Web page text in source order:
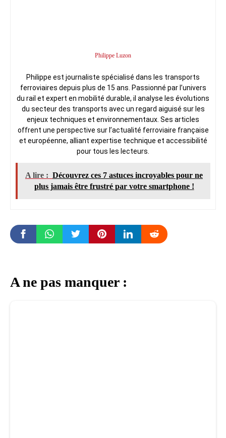
Philippe Luzon
Philippe est journaliste spécialisé dans les transports
ferroviaires depuis plus de 15 ans. Passionné par l’univers
du rail et expert en mobilité durable, il analyse les évolutions
du secteur des transports avec un regard aiguisé sur les
enjeux techniques et environnementaux. Ses articles
offrent une perspective sur l’actualité ferroviaire française
et européenne, alliant expertise technique et accessibilité
pour tous les lecteurs.
A lire : Découvrez ces 7 astuces incroyables pour ne
plus jamais être frustré par votre smartphone !
A ne pas manquer :